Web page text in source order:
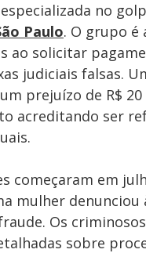
no
Paulo. O grupo é
ao solicitar
judiciais falsas.
prejuízo de R$
acreditando ser
começaram em
mulher
Os
sobre